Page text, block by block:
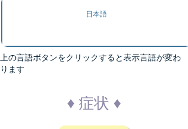
日本語
上の言語ボタンをクリックすると表示言語が変わ
ります
♦ 症状 ♦